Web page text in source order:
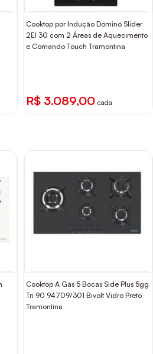
Cooktop por Indução Dominó Slider
2EI 30 com 2 Áreas de Aquecimento
e Comando Touch Tramontina
R$ 3.089,00 cada
Cooktop A Gás 5 Bocas Side Plus 5gg
Tri 90 94709/301 Bivolt Vidro Preto
Tramontina